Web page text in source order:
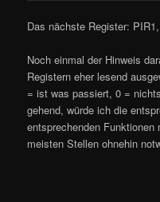
Das nächste Register:
Noch einmal der Hinweis
Registern eher lesend
= ist was passiert, 0 =
gehend, würde ich die
entsprechenden
meisten Stellen ohnehin